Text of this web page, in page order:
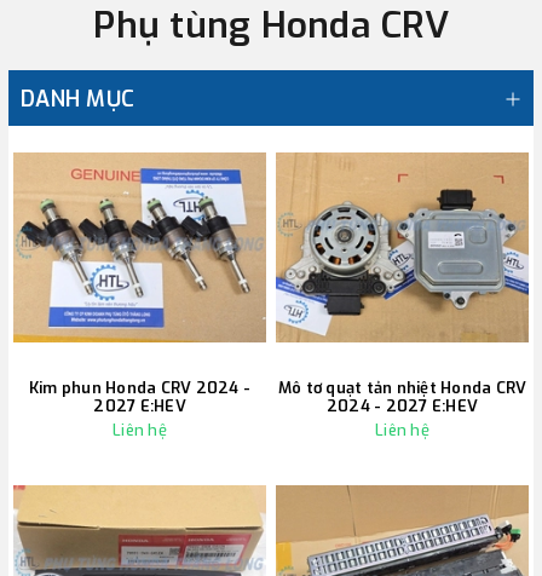
Phụ tùng Honda CRV
DANH MỤC
Kim phun Honda CRV 2024 -
2027 E:HEV
Liên hệ
Mô tơ quạt tản nhiệt Honda CRV
2024 - 2027 E:HEV
Liên hệ